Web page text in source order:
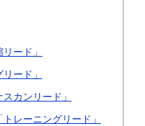
ード」
ード」
カンリード」
レーニングリード」